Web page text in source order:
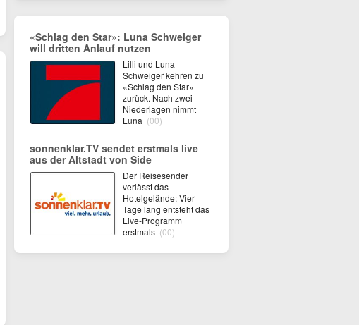
«Schlag den Star»: Luna Schweiger
will dritten Anlauf nutzen
Lilli und Luna
Schweiger kehren zu
«Schlag den Star»
zurück. Nach zwei
Niederlagen nimmt
Luna (00)
sonnenklar.TV sendet erstmals live
aus der Altstadt von Side
Der Reisesender
verlässt das
Hotelgelände: Vier
Tage lang entsteht das
Live-Programm
erstmals (00)